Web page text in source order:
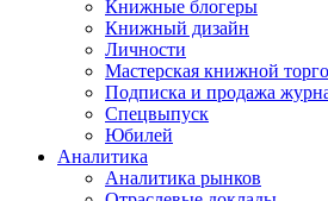
Книжные блогеры
Книжный дизайн
Личности
Мастерская книжной
Подписка и продажа
Спецвыпуск
Юбилей
Аналитика
Аналитика рынков